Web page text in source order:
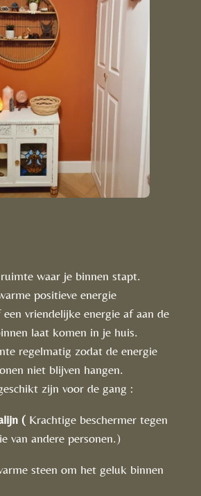
waar je binnen stapt.
positieve energie
vriendelijke energie af aan de
laat komen in je huis.
regelmatig zodat de energie
niet blijven hangen.
zijn voor de gang :
(Krachtige beschermer tegen
van andere personen.)
steen om het geluk binnen